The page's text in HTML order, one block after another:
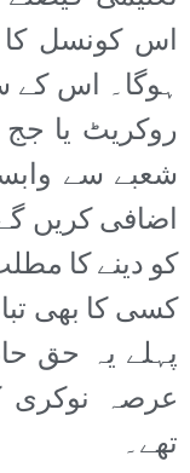
اس کونسل کا
ہوگا۔ اس کے
روکریٹ یا جج
شعبے سے
اضافی کریں
کو دینے کا
کسی کا بھی
پہلے یہ حق
عرصہ نوکری
تھے۔